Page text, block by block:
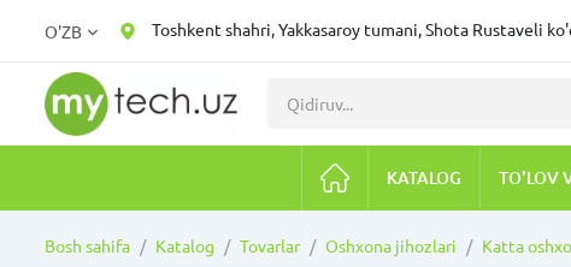
O'ZB Toshkent shahri, Yakkasaroy tumani, Shota Rustaveli
KATALOG TO'LOV
Bosh sahifa Katalog Tovarlar Oshxona jihozlari Katta